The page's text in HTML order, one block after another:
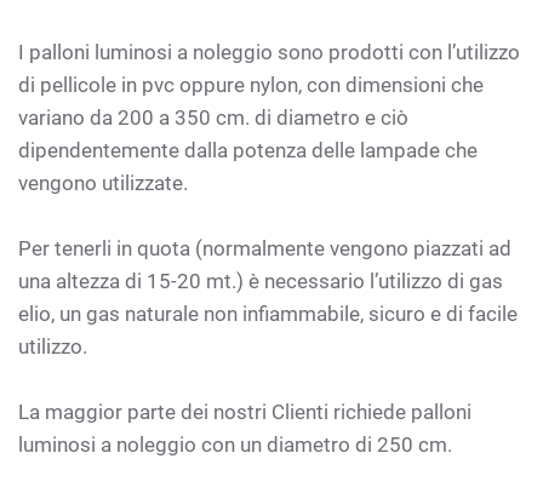
I palloni luminosi a noleggio sono prodotti con l’utilizzo
di pellicole in pvc oppure nylon, con dimensioni che
variano da 200 a 350 cm. di diametro e ciò
dipendentemente dalla potenza delle lampade che
vengono utilizzate.
Per tenerli in quota (normalmente vengono piazzati ad
una altezza di 15-20 mt.) è necessario l’utilizzo di gas
elio, un gas naturale non infiammabile, sicuro e di facile
utilizzo.
La maggior parte dei nostri Clienti richiede palloni
luminosi a noleggio con un diametro di 250 cm.